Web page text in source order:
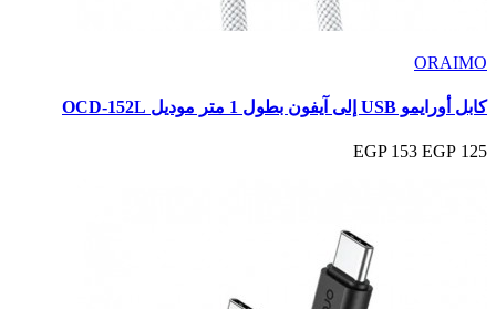
ORAIMO
كابل أورايمو USB إلى آيفون بطول 1 متر موديل OCD-152L
125 EGP
153 EGP